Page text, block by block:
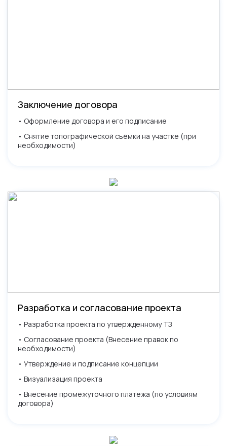
Заключение договора
• Оформление договора и его подписание
• Снятие топографической съёмки на участке (при
необходимости)
Разработка и согласование проекта
• Разработка проекта по утвержденному ТЗ
• Согласование проекта (Внесение правок по
необходимости)
• Утверждение и подписание концепции
• Визуализация проекта
• Внесение промежуточного платежа (по условиям
договора)